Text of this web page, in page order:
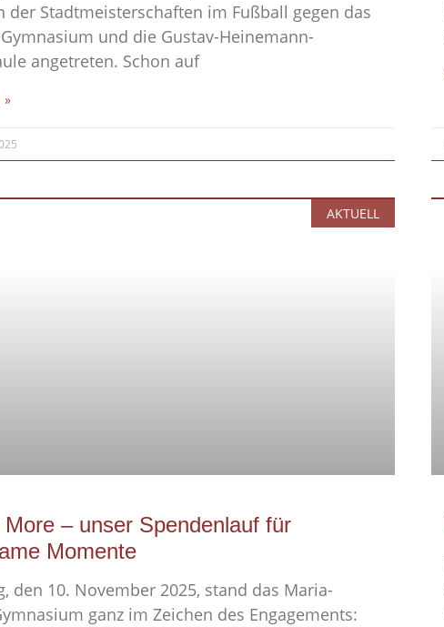
der Stadtmeisterschaften im Fußball gegen das
und die Gustav-Heinemann-
angetreten. Schon auf
»
AKTUELL
More – unser Spendenlauf für
Momente
den 10. November 2025, stand das Maria-
ganz im Zeichen des Engagements: